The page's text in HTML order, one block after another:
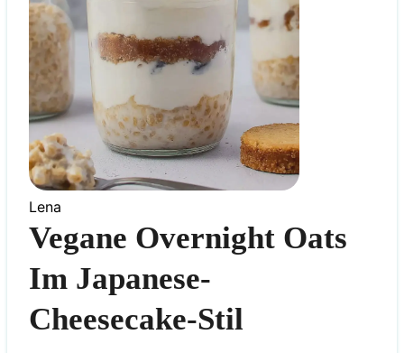
Lena
Vegane Overnight Oats
Im Japanese-
Cheesecake-Stil